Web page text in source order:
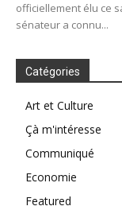
officiellement élu ce
sénateur a connu...
Catégories
Art et Culture
Çà m'intéresse
Communiqué
Economie
Featured